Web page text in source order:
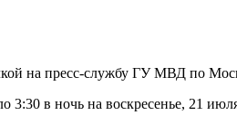
на пресс-службу ГУ МВД по
в ночь на воскресенье, 21